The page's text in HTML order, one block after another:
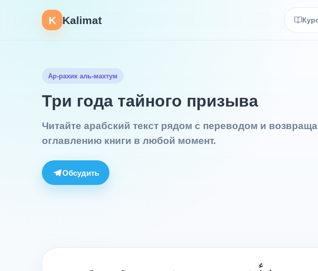
K Kalimat
Ар-рахик аль-махтум
Три года тайного призыва
Читайте арабский текст рядом с переводом и
оглавлению книги в любой момент.
Обсудить